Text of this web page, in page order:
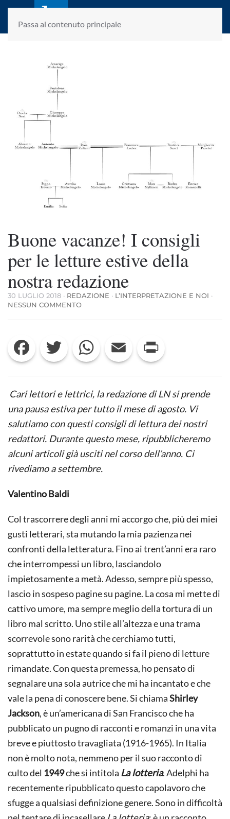
Passa al contenuto principale
laletteraturaenoi.it
fondato da Romano Luperini
Buone vacanze! I consigli
per le letture estive della
nostra redazione
30 LUGLIO 2018 · REDAZIONE · L’INTERPRETAZIONE E NOI ·
NESSUN COMMENTOSU
VACANZE!
CONSIGLI
PER
LE
ESTIVE
NOSTRA
REDAZIONE
Facebook Twitter WhatsApp Email
Cari lettori e lettrici, la redazione di LN si prende
una pausa estiva per tutto il mese di agosto. Vi
salutiamo con questi consigli di lettura dei nostri
redattori. Durante questo mese, ripubblicheremo
alcuni articoli già usciti nel corso dell’anno. Ci
rivediamo a settembre.
Valentino Baldi
Col trascorrere degli anni mi accorgo che, più dei miei
gusti letterari, sta mutando la mia pazienza nei
confronti della letteratura. Fino ai trent’anni era raro
che interrompessi un libro, lasciandolo
impietosamente a metà. Adesso, sempre più spesso,
lascio in sospeso pagine su pagine. La cosa mi mette di
cattivo umore, ma sempre meglio della tortura di un
libro mal scritto. Uno stile all’altezza e una trama
scorrevole sono rarità che cerchiamo tutti,
soprattutto in estate quando si fa il pieno di letture
rimandate. Con questa premessa, ho pensato di
segnalare una sola autrice che mi ha incantato e che
vale la pena di conoscere bene. Si chiamaShirley
Jackson, è un’americana di San Francisco che ha
pubblicato un pugno di racconti e romanzi in una vita
breve e piuttosto travagliata (1916-1965). In Italia
non è molto nota, nemmeno per il suo racconto di
culto del 1949che si intitola La lotteria. Adelphi ha
recentemente ripubblicato questo capolavoro che
sfugge a qualsiasi definizione genere. Sono in difficoltà